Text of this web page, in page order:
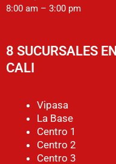
8:00 am – 3:00 pm
8 SUCURSALES EN
CALI
Vipasa
La Base
Centro 1
Centro 2
Centro 3